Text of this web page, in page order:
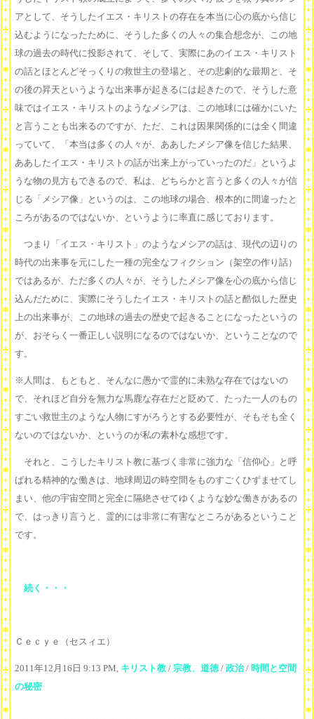
アとして、そうしたイエス・キリストの存在を本当に心の底から信じ
込むようになったために、そうした多くの人々の集合想念が、この地
球の過去の時代に投影されて、そして、実際にあのイエス・キリスト
の話とほとんどそっくりの救世主の登場と、その悲劇的な最期と、そ
の後の昇天というような出来事が起きるには起きたので、そうした意
味ではイエス・キリストのようなメシアは、この地球には確かにいた
と言うことも出来るのですが、ただ、これは因果関係的には全く間違
っていて、「本当は多くの人々が、ああしたメシア像を信じた結果、
ああしたイエス・キリストの話が出来上がっていったのだ」というよ
うな物の見方もできるので、私は、どちらかと言うと多くの人々が信
じる「メシア像」というのは、この地球の場合、根本的に間違ったと
ころがあるのではないか、というように率直に感じております。
つまり「イエス・キリスト」のようなメシアの話は、現代の辺りの
時代の出来事を元にした一種の完全なフィクション（架空の作り話）
ではあるが、ただ多くの人々が、そうしたメシア像を心の底から信じ
込んだために、実際にそうしたイエス・キリストの話と酷似した歴史
上の出来事が、この地球の過去の歴史で起きることになったというの
が、おそらく一番正しい説明になるのではないか、ということなので
す。
※人間は、もともと、そんなに愚かで霊的に未熟な存在ではないの
で、それほど自分を無力な馬鹿な存在だと貶めて、たった一人のもの
すごい救世主のような人物にすがろうとする必要性が、そもそも全く
ないのではないか、というのが私の素朴な感想です。
それと、こうしたキリスト教に基づく非常に強力な「信仰心」と呼
ばれる精神的な働きは、地球周辺の時空間をものすごくひずませてし
まい、他の宇宙空間と完全に隔絶させてゆくような妙な働きがあるの
で、はっきり言うと、霊的には非常に有害なところがあるということ
です。
続く・・・
Ｃｅｃｙｅ（セスィエ）
2011年12月16日 9:13 PM, キリスト教 / 宗教、道徳/ 政治/ 時間と空間
の秘密